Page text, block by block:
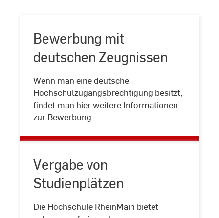
Bewerbung mit
deutschen Zeugnissen
Wenn man eine deutsche
Hochschulzugangsbrechtigung besitzt,
findet man hier weitere Informationen
zur Bewerbung.
Bewerbung
mit
deutschen
Vergabe von
Studienplätzen
Die Hochschule RheinMain bietet
Vergabe